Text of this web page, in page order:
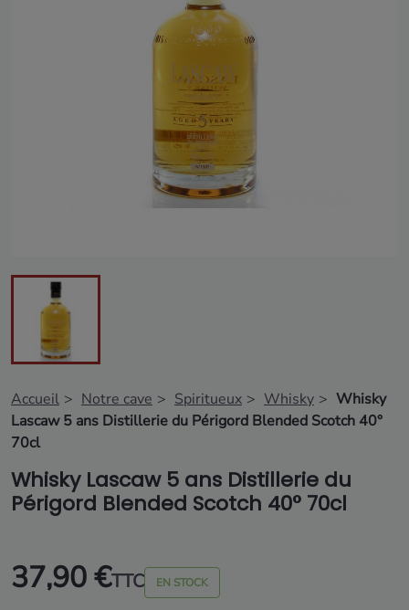
Accueil Notre cave Spiritueux Whisky
Whisky
Lascaw 5 ans Distillerie du Périgord Blended Scotch 40°
70cl
Whisky Lascaw 5 ans Distillerie du
Périgord Blended Scotch 40° 70cl
37,90 €TTC EN STOCK